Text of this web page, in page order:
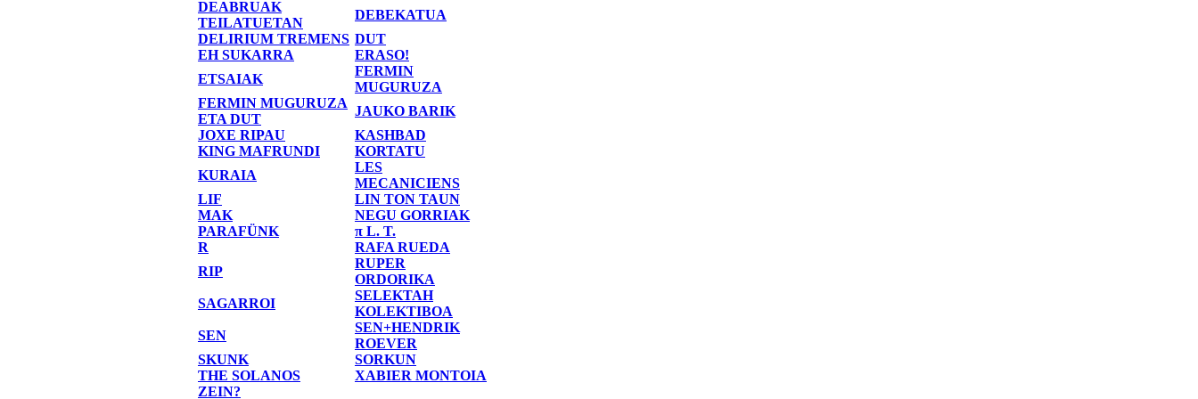
DEABRUAK
TEILATUETAN
DEBEKATUA
DELIRIUM TREMENS DUT
EH SUKARRA
ERASO!
ETSAIAK
FERMIN
MUGURUZA
FERMIN MUGURUZA
ETA DUT
JAUKO BARIK
JOXE RIPAU
KASHBAD
KING MAFRUNDI
KORTATU
KURAIA
LES
MECANICIENS
LIF
LIN TON TAUN
MAK
NEGU GORRIAK
PARAFÜNK
π L. T.
R
RAFA RUEDA
RIP
RUPER
ORDORIKA
SAGARROI
SELEKTAH
KOLEKTIBOA
SEN
SEN+HENDRIK
ROEVER
SKUNK
SORKUN
THE SOLANOS
XABIER MONTOIA
ZEIN?